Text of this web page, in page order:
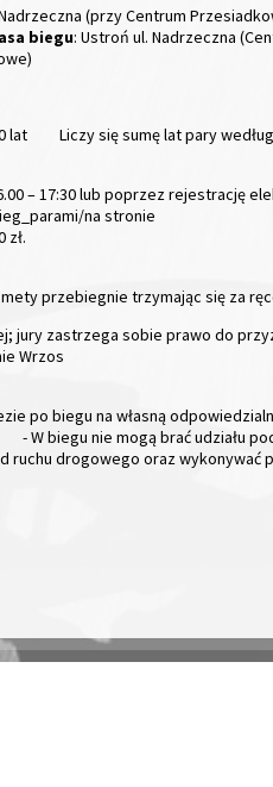
(przy Centrum
biegu: Ustroń ul. Nadrzeczna
lat
Liczy się sumę lat pary
– 17:30 lub poprzez rejestrację
na stronie
zł.
przebiegnie trzymając się za
jury zastrzega sobie prawo do
Wrzos
po biegu na własną
- W biegu nie mogą brać udziału
ruchu drogowego oraz wykonywać